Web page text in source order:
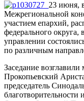
23 июня,
Межрегиональной
участием епархий,
федерального округа,
управлении
по различным
Заседание
Прокопьевский
председатель